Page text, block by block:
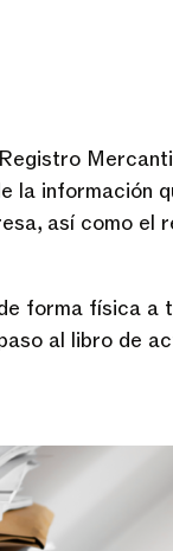
la información
así como el
forma física a
al libro de